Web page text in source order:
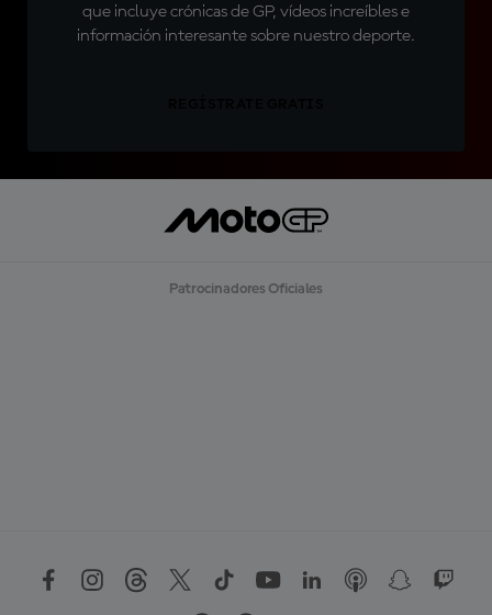
que incluye crónicas de GP, vídeos increíbles e
información interesante sobre nuestro deporte.
Patrocinadores Oficiales